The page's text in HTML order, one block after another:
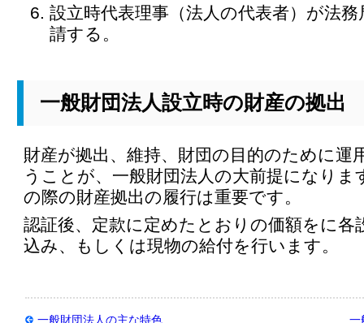
設立時代表理事（法人の代表者）が法務
請する。
一般財団法人設立時の財産の拠出
財産が拠出、維持、財団の目的のために運
うことが、一般財団法人の大前提になりま
の際の財産拠出の履行は重要です。
認証後、定款に定めたとおりの価額をに各
込み、もしくは現物の給付を行います。
一般財団法人の主な特色 一